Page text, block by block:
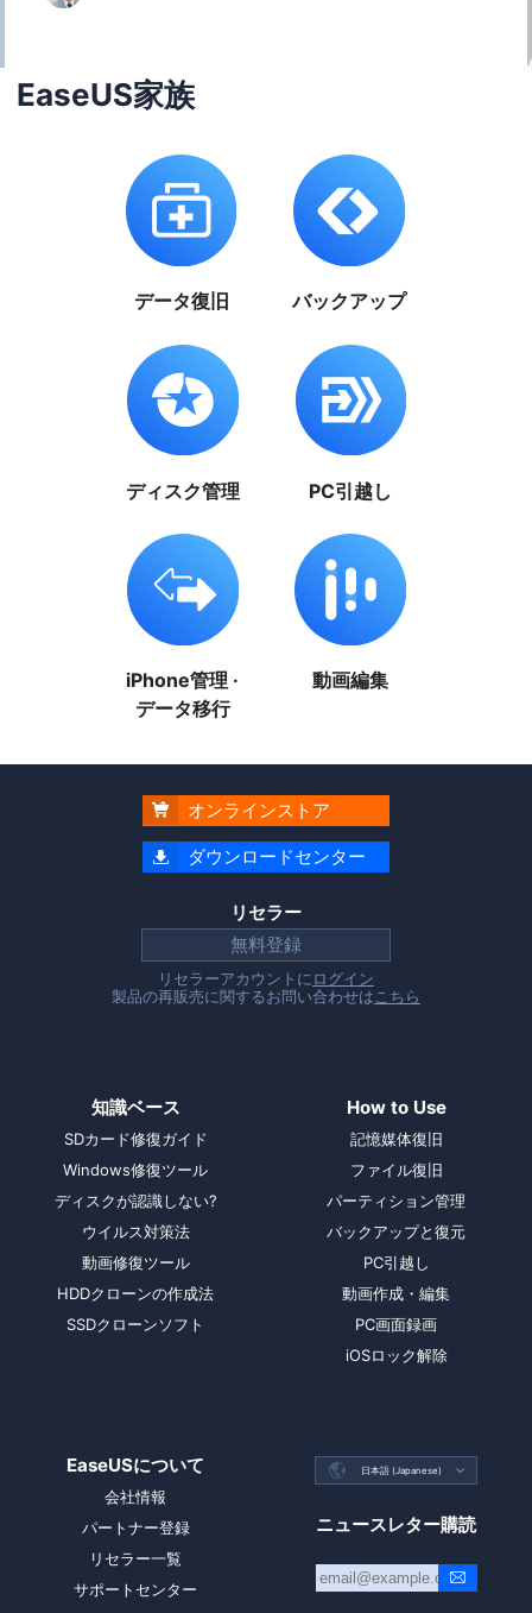
EaseUS家族
データ復旧 バックアップ
ディスク管理 PC引越し
iPhone管理 ·
データ移行
動画編集
 オンラインストア
 ダウンロードセンター
リセラー
無料登録
リセラーアカウントに ログイン
製品の再販売に関するお問い合わせは こちら
知識ベース
SDカード修復ガイド
Windows修復ツール
ディスクが認識しない?
ウイルス対策法
動画修復ツール
HDDクローンの作成法
SSDクローンソフト
How to Use
記憶媒体復旧
ファイル復旧
パーティション管理
バックアップと復元
PC引越し
動画作成・編集
PC画面録画
iOSロック解除
EaseUSについて
会社情報
パートナー登録
リセラー一覧
サポートセンター
 日本語 (Japanese) 
ニュースレター購読